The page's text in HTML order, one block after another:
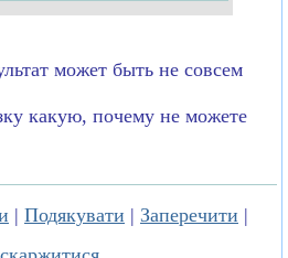
может быть не совсем
какую, почему не можете
| Подякувати | Заперечити |